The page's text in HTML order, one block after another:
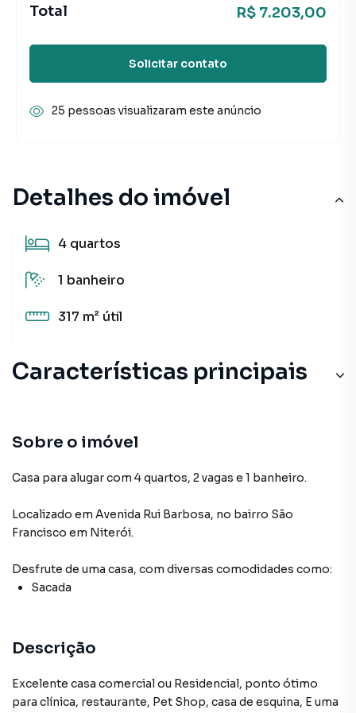
Detalhes do imóvel
4 quartos
1 banheiro
317 m² útil
Características principais
Sobre o imóvel
Casa para alugar com 4 quartos, 2 vagas e 1 banheiro.
Localizado em Avenida Rui Barbosa, no bairro São
Francisco em Niterói.
Desfrute de uma casa, com diversas comodidades como:
Sacada
Descrição
Excelente casa comercial ou Residencial, ponto ótimo
para clínica, restaurante, Pet Shop, casa de esquina, E uma
Total R$ 7.203,00
Solicitar contato
25 pessoas visualizaram este anúncio